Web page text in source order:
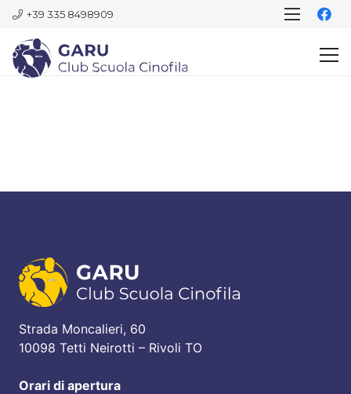
+39 335 8498909
Strada Moncalieri, 60
10098 Tetti Neirotti – Rivoli TO
Orari di apertura